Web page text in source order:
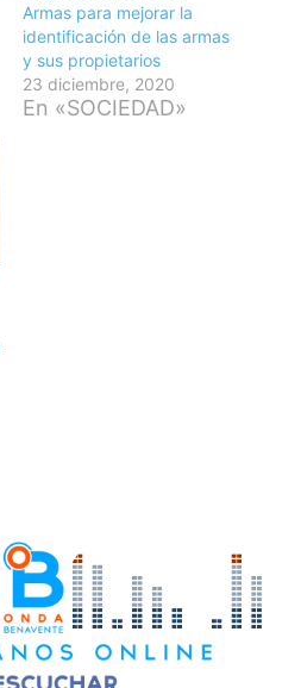
Armas para mejorar la
identificación de las armas
y sus propietarios
23 diciembre, 2020
En «SOCIEDAD»